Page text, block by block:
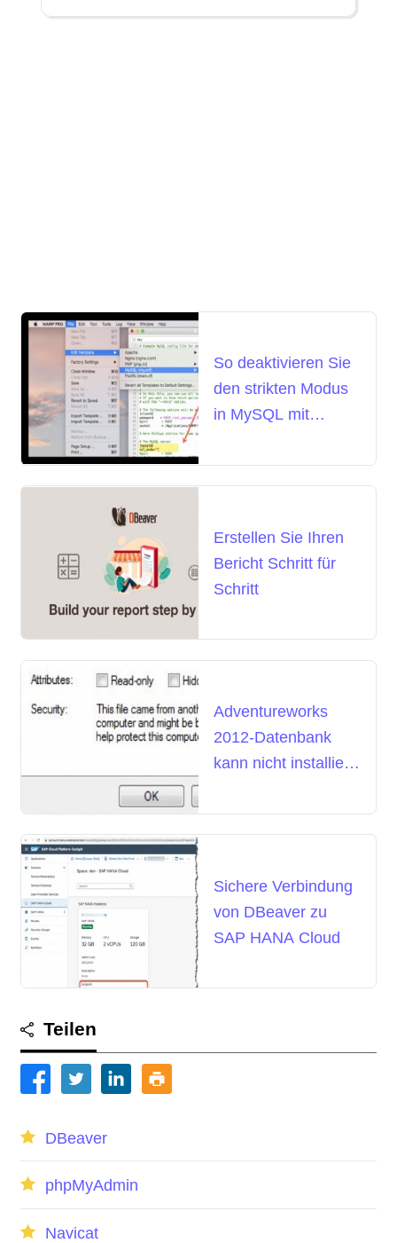
So deaktivieren Sie
den strikten Modus
in MySQL mit
Mac
Erstellen Sie Ihren
Bericht Schritt für
Schritt
Adventureworks
2012-Datenbank
kann nicht installiert
Betriebssystemfehler
5:Zugriff verweigert
Sichere Verbindung
von DBeaver zu
SAP HANA Cloud
Teilen
DBeaver
phpMyAdmin
Navicat